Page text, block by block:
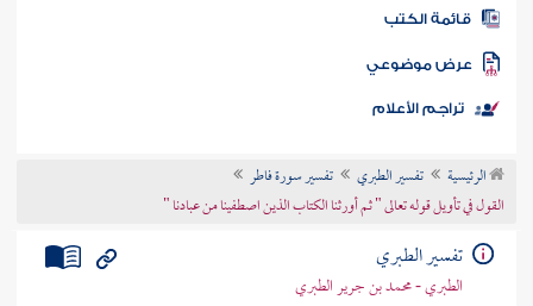
المكتبة
الكتب
موضوعي
تراجم الأعلام
الرئيسية تفسير الطبري
تفسير سورة فاطر
القول في تأويل قوله تعالى " ثم أورثنا الكتاب الذين اصطفينا من عبادنا "
تفسير الطبري
الطبري - محمد بن جرير الطبري